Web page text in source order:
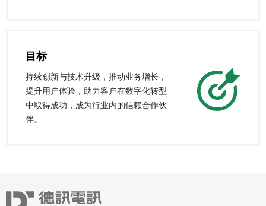
目标
持续创新与技术升级，推动业务增长，
提升用户体验，助力客户在数字化转型
中取得成功，成为行业内的信赖合作伙
伴。